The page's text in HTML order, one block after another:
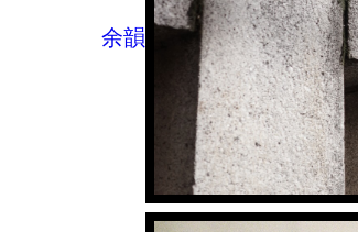
余韻